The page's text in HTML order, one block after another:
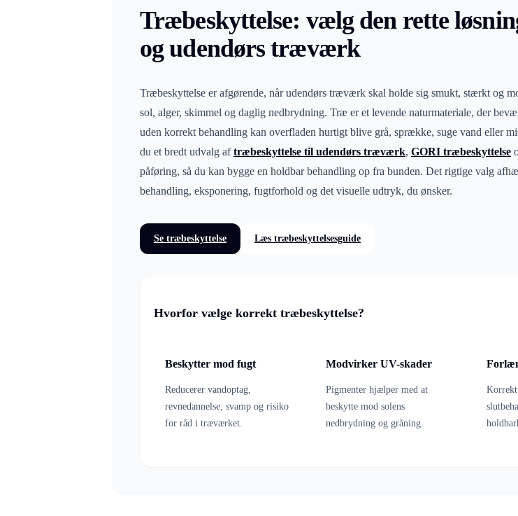
Træbeskyttelse: vælg den rette
og udendørs træværk
Træbeskyttelse er afgørende, når udendørs træværk skal holde sig smukt, stærkt og
sol, alger, skimmel og daglig nedbrydning. Træ er et levende naturmateriale, der
uden korrekt behandling kan overfladen hurtigt blive grå, sprække, suge vand eller
du et bredt udvalg aftræbeskyttelse til udendørs træværk, GORI træbeskyttelse
påføring, så du kan bygge en holdbar behandling op fra bunden. Det rigtige valg
behandling, eksponering, fugtforhold og det visuelle udtryk, du ønsker.
Se træbeskyttelse Læs træbeskyttelsesguide
Hvorfor vælge korrekt træbeskyttelse?
Beskytter mod fugt
Reducerer vandoptag,
revnedannelse, svamp og risiko
for råd i træværket.
Modvirker UV-skader
Pigmenter hjælper med at
beskytte mod solens
nedbrydning og gråning.
Korrekt